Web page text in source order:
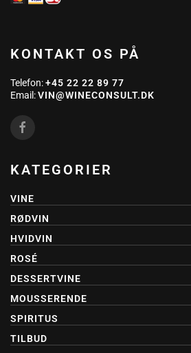
KONTAKT OS PÅ
Telefon:+45 22 22 89 77
Email:VIN@WINECONSULT.DK
KATEGORIER
VINE
RØDVIN
HVIDVIN
ROSÉ
DESSERTVINE
MOUSSERENDE
SPIRITUS
TILBUD